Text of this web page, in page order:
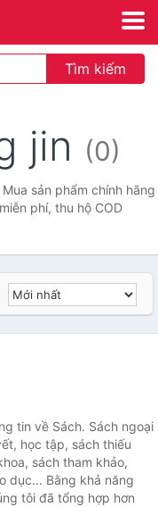
Tìm kiếm
jin (0)
sản phẩm chính hãng
phí, thu hộ COD
tin về Sách. Sách ngoại
học tập, sách thiếu
sách tham khảo,
dục... Bằng khả năng
tôi đã tổng hợp hơn